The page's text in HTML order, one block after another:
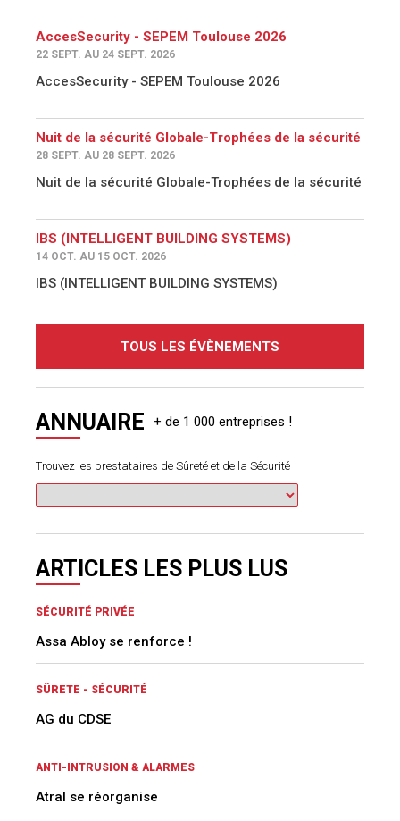
AccesSecurity - SEPEM Toulouse 2026
22 SEPT. AU 24 SEPT. 2026
AccesSecurity - SEPEM Toulouse 2026
Nuit de la sécurité Globale-Trophées de la sécurité
28 SEPT. AU 28 SEPT. 2026
Nuit de la sécurité Globale-Trophées de la sécurité
IBS (INTELLIGENT BUILDING SYSTEMS)
14 OCT. AU 15 OCT. 2026
IBS (INTELLIGENT BUILDING SYSTEMS)
TOUS LES ÉVÈNEMENTS
ANNUAIRE
Trouvez les prestataires de Sûreté et de la Sécurité
ARTICLES LES PLUS LUS
SÉCURITÉ PRIVÉE
Assa Abloy se renforce !
SÛRETE - SÉCURITÉ
AG du CDSE
ANTI-INTRUSION & ALARMES
Atral se réorganise